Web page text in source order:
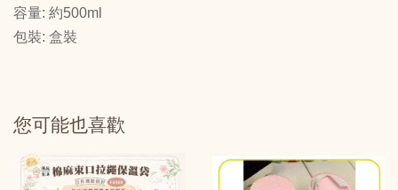
容量: 約500ml
包裝: 盒裝
您可能也喜歡